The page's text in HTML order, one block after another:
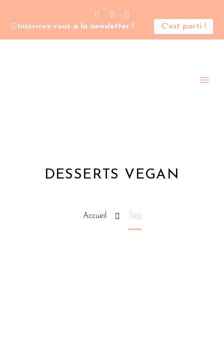
Inscrivez-vous à la newsletter ! C'est parti !
DESSERTS VEGAN
Accueil Tag